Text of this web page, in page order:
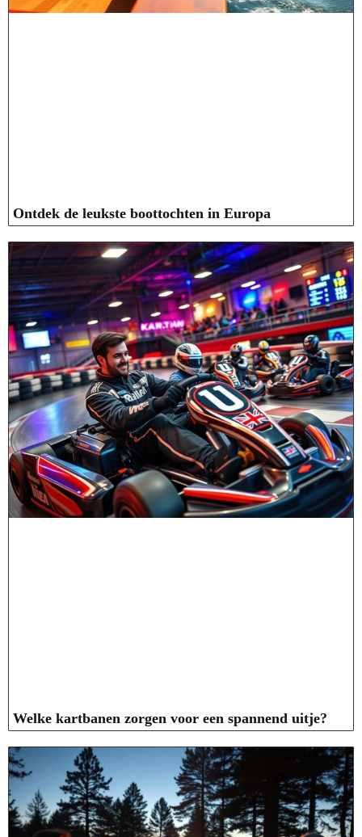
Ontdek de leukste boottochten in Europa
Welke kartbanen zorgen voor een spannend uitje?